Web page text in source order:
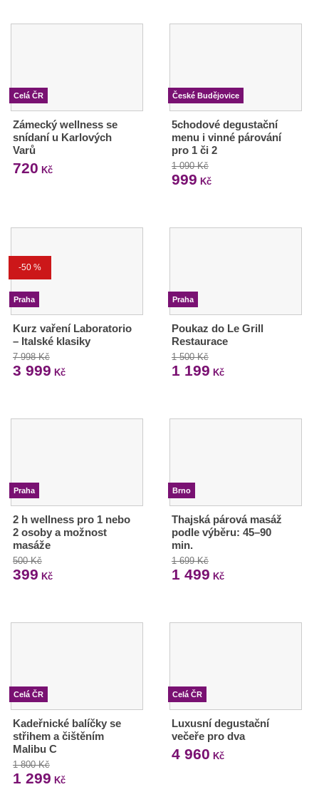
Celá ČR
Zámecký wellness se
snídaní u Karlových
Varů
720 Kč
České Budějovice
5chodové degustační
menu i vinné párování
pro 1 či 2
1 090 Kč
999 Kč
-50 %
Praha
Kurz vaření Laboratorio
– Italské klasiky
7 998 Kč
3 999 Kč
Praha
Poukaz do Le Grill
Restaurace
1 500 Kč
1 199 Kč
Praha
2 h wellness pro 1 nebo
2 osoby a možnost
masáže
500 Kč
399 Kč
Brno
Thajská párová masáž
podle výběru: 45–90
min.
1 699 Kč
1 499 Kč
Celá ČR
Kadeřnické balíčky se
střihem a čištěním
Malibu C
1 800 Kč
1 299 Kč
Celá ČR
Luxusní degustační
večeře pro dva
4 960 Kč